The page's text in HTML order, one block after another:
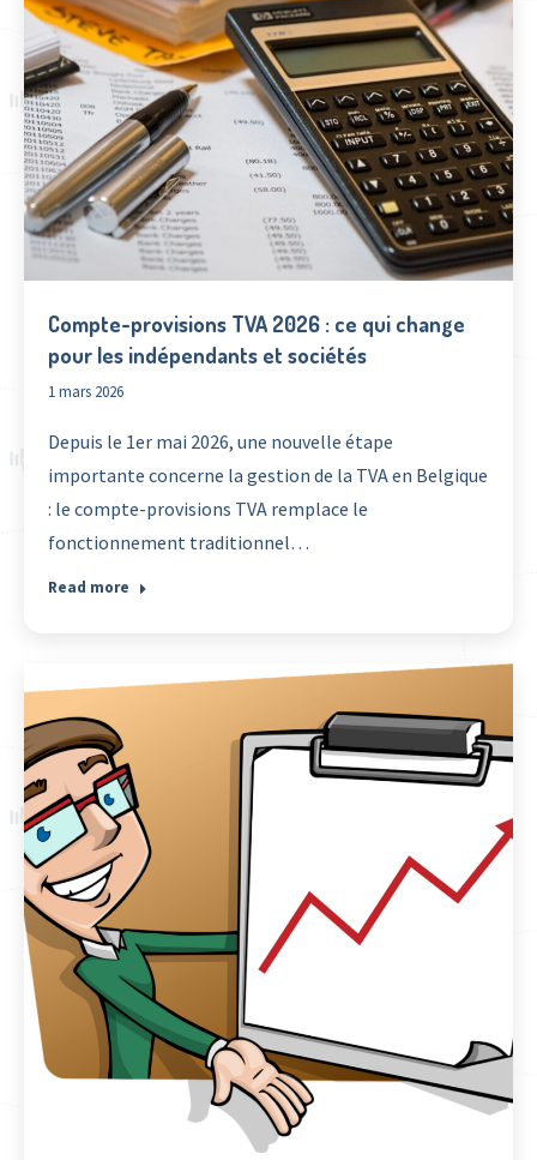
Compte-provisions TVA 2026 : ce qui change
pour les indépendants et sociétés
1 mars 2026
Depuis le 1er mai 2026, une nouvelle étape
importante concerne la gestion de la TVA en Belgique
: le compte-provisions TVA remplace le
fonctionnement traditionnel…
Read more